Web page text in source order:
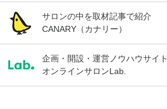
サロンの中を取材記事で紹介
CANARY（カナリー）
企画・開設・運営ノウハウサイト
オンラインサロンLab.